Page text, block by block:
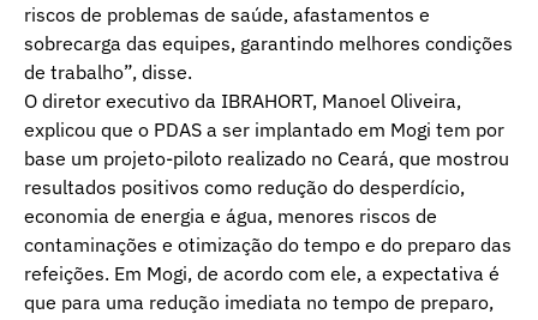
riscos de problemas de saúde, afastamentos e
sobrecarga das equipes, garantindo melhores condições
de trabalho”, disse.
O diretor executivo da IBRAHORT, Manoel Oliveira,
explicou que o PDAS a ser implantado em Mogi tem por
base um projeto-piloto realizado no Ceará, que mostrou
resultados positivos como redução do desperdício,
economia de energia e água, menores riscos de
contaminações e otimização do tempo e do preparo das
refeições. Em Mogi, de acordo com ele, a expectativa é
que para uma redução imediata no tempo de preparo,